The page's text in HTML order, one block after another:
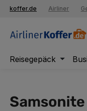
Zur
koffer.de Airliner
Reisegepäck